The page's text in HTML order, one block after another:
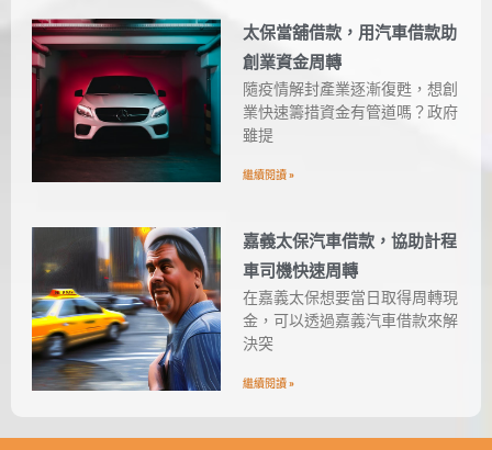
太保當舖借款，用汽車借款助
創業資金周轉
隨疫情解封產業逐漸復甦，想創
業快速籌措資金有管道嗎？政府
雖提
繼續閱讀 »
嘉義太保汽車借款，協助計程
車司機快速周轉
在嘉義太保想要當日取得周轉現
金，可以透過嘉義汽車借款來解
決突
繼續閱讀 »